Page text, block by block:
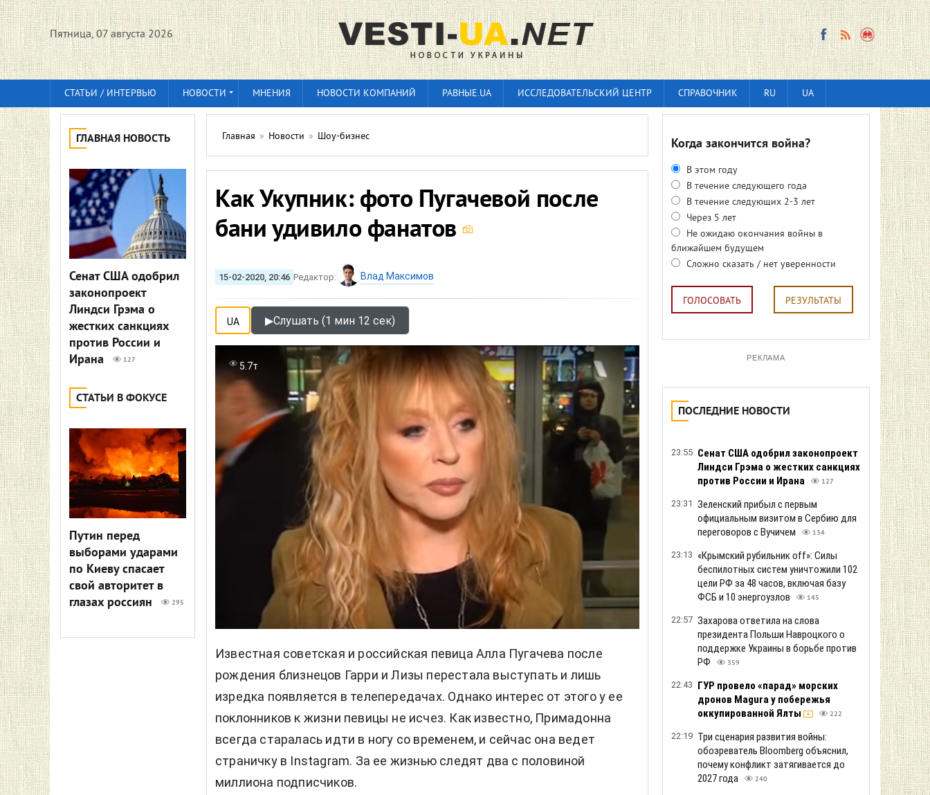
Пятница, 07 августа 2026
СТАТЬИ / ИНТЕРВЬЮ НОВОСТИ МНЕНИЯ НОВОСТИ КОМПАНИЙ РАВНЫЕ.UA ИССЛЕДОВАТЕЛЬСКИЙ ЦЕНТР СПРАВОЧНИК RU UA
ГЛАВНАЯ НОВОСТЬ
Сенат США одобрил
законопроект
Линдси Грэма о
жестких санкциях
против России и
Ирана
127
СТАТЬИ В ФОКУСЕ
Путин перед
выборами ударами
по Киеву спасает
свой авторитет в
глазах россиян
295
Главная » Новости » Шоу-бизнес
Как Укупник: фото Пугачевой после
бани удивило фанатов
15-02-2020, 20:46 Редактор: Влад Максимов
UA ▶Слушать (1 мин 12 сек)
5.7т
Известная советская и российская певица Алла Пугачева после
рождения близнецов Гарри и Лизы перестала выступать и лишь
изредка появляется в телепередачах. Однако интерес от этого у ее
поклонников к жизни певицы не исчез. Как известно, Примадонна
всегда старалась идти в ногу со временем, и сейчас она ведет
страничку в Instagram. За ее жизнью следят два с половиной
миллиона подписчиков.
Когда закончится война?
В этом году
В течение следующего года
В течение следующих 2-3 лет
Через 5 лет
Не ожидаю окончания войны в
ближайшем будущем
Сложно сказать / нет уверенности
ГОЛОСОВАТЬ РЕЗУЛЬТАТЫ
РЕКЛАМА
ПОСЛЕДНИЕ НОВОСТИ
23:55 Сенат США одобрил законопроект
Линдси Грэма о жестких санкциях
против России и Ирана
127
23:31 Зеленский прибыл с первым
официальным визитом в Сербию для
переговоров с Вучичем
134
23:13 «Крымский рубильник off»: Силы
беспилотных систем уничтожили 102
цели РФ за 48 часов, включая базу
ФСБ и 10 энергоузлов
145
22:57 Захарова ответила на слова
президента Польши Навроцкого о
поддержке Украины в борьбе против
РФ
359
22:43 ГУР провело «парад» морских
дронов Magura у побережья
оккупированной Ялты
222
22:19 Три сценария развития войны:
обозреватель Bloomberg объяснил,
почему конфликт затягивается до
2027 года
240